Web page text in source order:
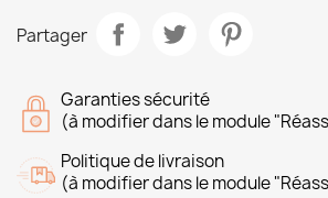
Partager
Garanties sécurité
(à modifier dans le module
Politique de livraison
(à modifier dans le module